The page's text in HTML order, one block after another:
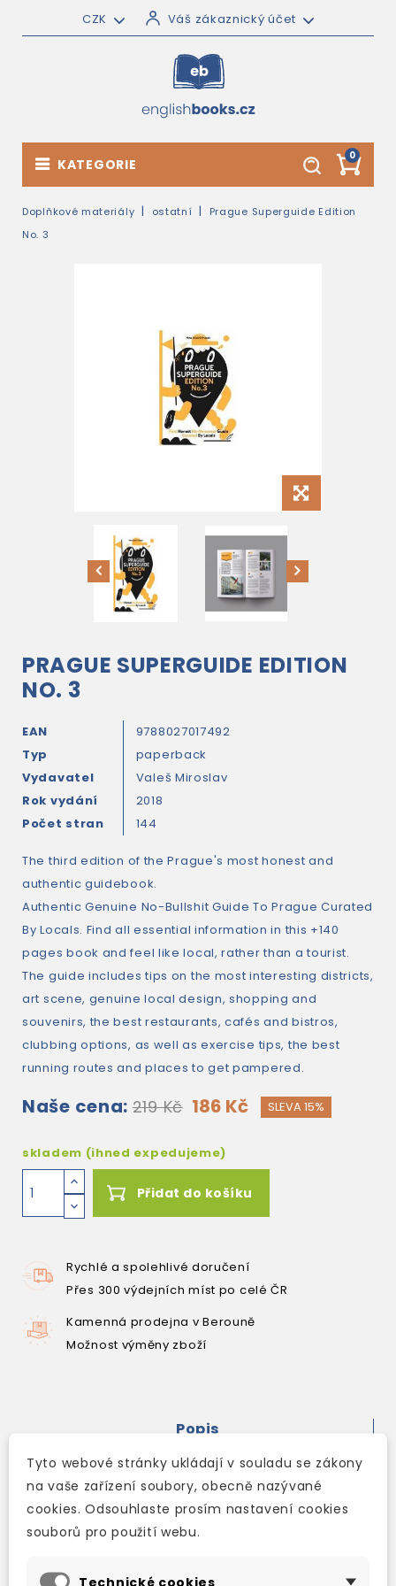
CZK Váš zákaznický účet
0
KATEGORIE
Doplňkové materiály ostatní
Prague Superguide Edition
No. 3
PRAGUE SUPERGUIDE EDITION
NO. 3
EAN
9788027017492
Typ
paperback
Vydavatel
Valeš Miroslav
Rok vydání
2018
Počet stran
144
The third edition of the Prague's most honest and
authentic guidebook.
Authentic Genuine No-Bullshit Guide To Prague Curated
By Locals. Find all essential information in this +140
pages book and feel like local, rather than a tourist.
The guide includes tips on the most interesting districts,
art scene, genuine local design, shopping and
souvenirs, the best restaurants, cafés and bistros,
clubbing options, as well as exercise tips, the best
running routes and places to get pampered.
Naše cena: 219 Kč 186 Kč SLEVA 15%
skladem (ihned expedujeme)
Přidat do košíku
Rychlé a spolehlivé doručení
Přes 300 výdejních míst po celé ČR
Kamenná prodejna v Berouně
Možnost výměny zboží
Popis
Detaily produktu
The third edition of the Prague's most honest
and authentic guidebook.
Curated By Locals. Find all essential
Tyto webové stránky ukládají v souladu se zákony
na vaše zařízení soubory, obecně nazývané
cookies. Odsouhlaste prosím nastavení cookies
souborů pro použití webu.
Technické cookies